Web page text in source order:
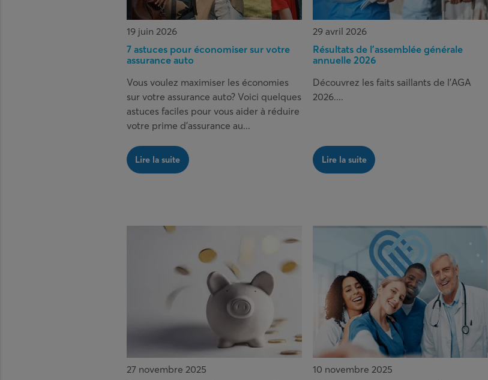
19 juin 2026
7 astuces pour économiser sur votre
assurance auto
Vous voulez maximiser les économies
sur votre assurance auto? Voici quelques
astuces faciles pour vous aider à réduire
votre prime d’assurance au...
Lire la suite
29 avril 2026
Résultats de l’assemblée générale
annuelle 2026
Découvrez les faits saillants de l'AGA
2026....
Lire la suite
27 novembre 2025
10 novembre 2025